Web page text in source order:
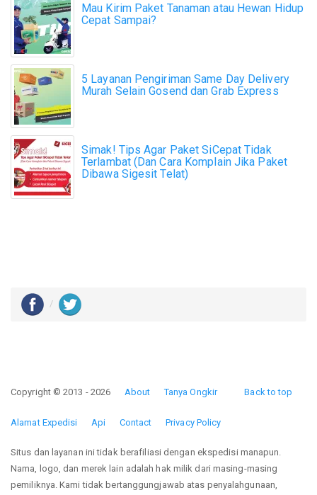
Mau Kirim Paket Tanaman atau Hewan Hidup
Cepat Sampai?
5 Layanan Pengiriman Same Day Delivery
Murah Selain Gosend dan Grab Express
Simak! Tips Agar Paket SiCepat Tidak
Terlambat (Dan Cara Komplain Jika Paket
Dibawa Sigesit Telat)
Back to top
Copyright © 2013 - 2026 About Tanya Ongkir
Alamat Expedisi Api Contact Privacy Policy
Situs dan layanan ini tidak berafiliasi dengan ekspedisi manapun.
Nama, logo, dan merek lain adalah hak milik dari masing-masing
pemiliknya. Kami tidak bertanggungjawab atas penyalahgunaan,